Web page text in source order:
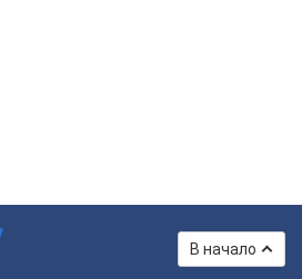
В начало